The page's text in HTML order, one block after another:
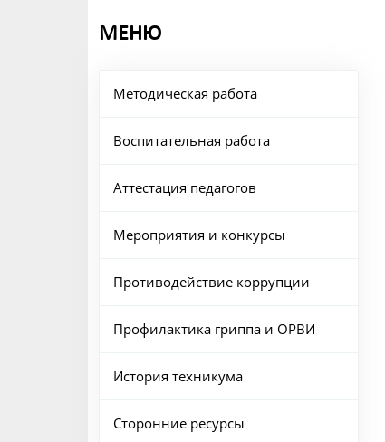
МЕНЮ
Методическая работа
Воспитательная работа
Аттестация педагогов
Мероприятия и конкурсы
Противодействие коррупции
Профилактика гриппа и ОРВИ
История техникума
Сторонние ресурсы